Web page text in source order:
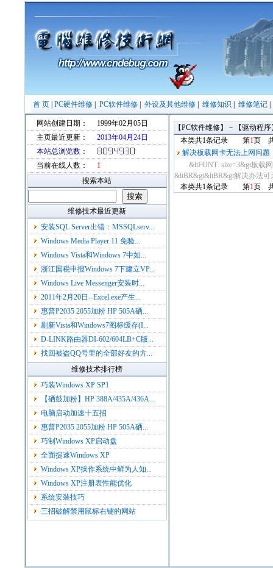
首 页 PC硬件维修 PC软件维修 外设及其他维修 维修知识 维修笔记
网站创建日期：
1999年02月05日
主页最近更新：
2013年04月24日
本站总浏览数：
当前在线人数：
1
搜索本站
维修技术最近更新
安装SQL Server出错：MSSQLserv...
Windows Media Player 11 免验...
Windows Vista和Windows 7中如...
浙江国税申报Windows 7下建立VP...
Windows Live Messenger安装时...
2011年2月20日--Excel.exe产生...
惠普P2035 2055加粉 HP 505A硒...
刷新Vista和Windows7图标缓存(I...
D-LINK路由器DI-602/604LB+C版...
找回被盗QQ号里的全部好友的方...
维修技术排行榜
巧装Windows XP SP1
【硒鼓加粉】HP 388A/435A/436A...
电脑启动加速十五招
惠普P2035 2055加粉 HP 505A硒...
巧制Windows XP启动盘
全面提速Windows XP
Windows XP操作系统中鲜为人知...
Windows XP注册表性能优化
系统安装技巧
三招破解禁用鼠标右键的网站
【PC软件维修】－【驱动程序
本类共1条记录 第1页
解决板载网卡无法上网问题
&ltFONT size=3&gt板载网
&ltBR&gt&ltBR&gt解决办法
本类共1条记录 第1页